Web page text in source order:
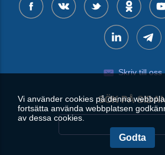
Skriv till oss
SÖK PÅ
Vi använder cookies på denna
fortsätta använda webbplatsen
av dessa cookies.
Godta